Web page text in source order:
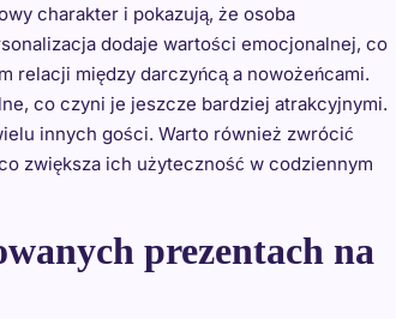
charakter i pokazują, że osoba
dodaje wartości emocjonalnej, co
relacji między darczyńcą a nowożeńcami.
co czyni je jeszcze bardziej atrakcyjnymi.
innych gości. Warto również zwrócić
zwiększa ich użyteczność w codziennym
prezentach na